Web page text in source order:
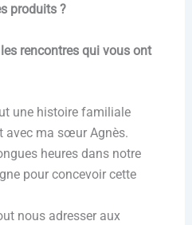
produits ?
rencontres qui vous ont
une histoire familiale
avec ma sœur Agnès.
heures dans notre
pour concevoir cette
nous adresser aux